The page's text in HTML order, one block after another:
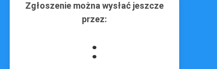
Zgłoszenie można wysłać jeszcze
przez:
: